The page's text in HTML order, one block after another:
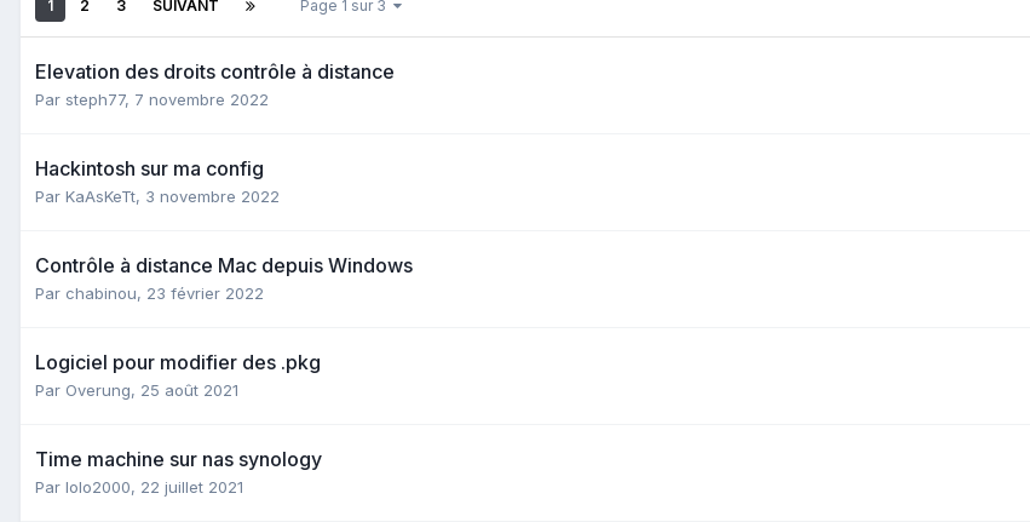
1 2 3 SUIVANT Page 1 sur 3
Elevation des droits contrôle à distance
Par steph77, 7 novembre 2022
Hackintosh sur ma config
Par KaAsKeTt, 3 novembre 2022
Contrôle à distance Mac depuis Windows
Par chabinou, 23 février 2022
Logiciel pour modifier des .pkg
Par Overung, 25 août 2021
Time machine sur nas synology
Par lolo2000, 22 juillet 2021